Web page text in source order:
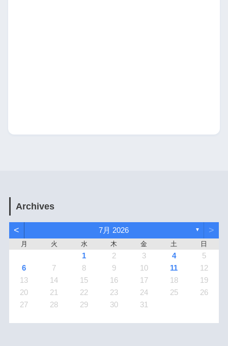
Archives
< 7月 2026 ▼ >
月 火 水 木 金 土 日
1 2 3 4
5
6
7 8 9 10 11
12
13
14 15 16 17 18
19
20
21 22 23 24 25
26
27
28 29 30 31